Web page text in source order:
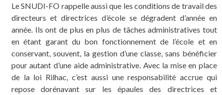
Le SNUDI-FO rappelle aussi que les conditions de travail des
directeurs et directrices d’école se dégradent d’année en
année. Ils ont de plus en plus de tâches administratives tout
en étant garant du bon fonctionnement de l’école et en
conservant, souvent, la gestion d’une classe, sans bénéficier
pour autant d’une aide administrative. Avec la mise en place
de la loi Rilhac, c’est aussi une responsabilité accrue qui
repose dorénavant sur les épaules des directrices et